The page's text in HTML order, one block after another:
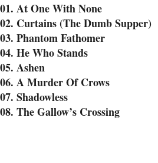
01. At One With None
02. Curtains (The Dumb Supper)
03. Phantom Fathomer
04. He Who Stands
05. Ashen
06. A Murder Of Crows
07. Shadowless
08. The Gallow’s Crossing